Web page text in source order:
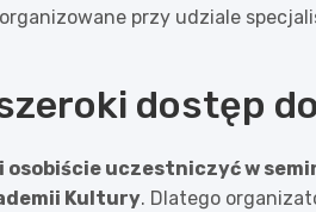
przy udziale
dostęp
osobiście uczestniczyć w
Kultury. Dlatego